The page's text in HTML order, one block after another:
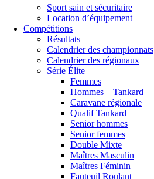
Sport sain et sécuritaire
Location d’équipement
Compétitions
Résultats
Calendrier des championnats
Calendrier des régionaux
Série Élite
Femmes
Hommes – Tankard
Caravane régionale
Qualif Tankard
Senior hommes
Senior femmes
Double Mixte
Maîtres Masculin
Maîtres Féminin
Fauteuil Roulant